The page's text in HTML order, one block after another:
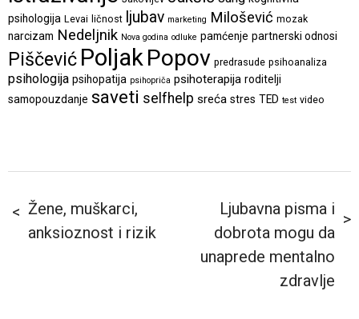
psihologija Levai ličnost ljubav marketing Milošević mozak
narcizam Nedeljnik Nova godina odluke pamćenje partnerski odnosi
Piščević Poljak Popov predrasude psihoanaliza
psihologija psihopatija psihopriča psihoterapija roditelji
samopouzdanje saveti selfhelp sreća stres TED test video
Žene, muškarci,
anksioznost i rizik
Ljubavna pisma i
dobrota mogu da
unaprede mentalno
zdravlje